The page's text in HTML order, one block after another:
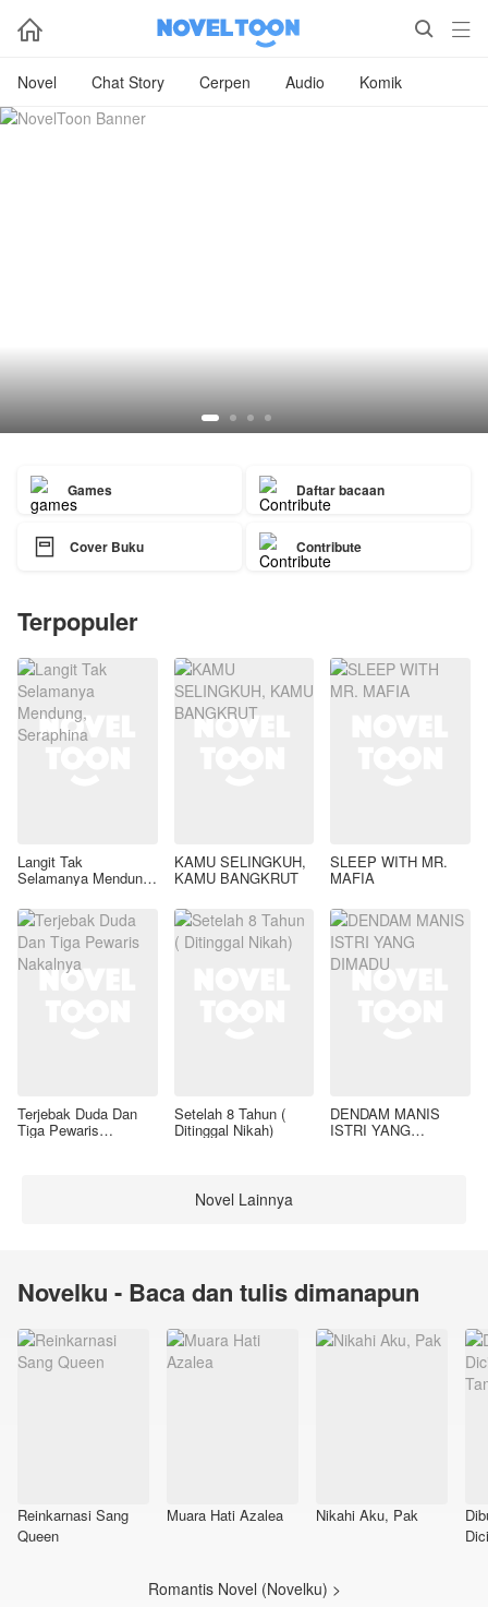
  
Novel Chat Story Cerpen Audio Komik
Games Daftar bacaan
 Cover Buku Contribute
Terpopuler
Langit Tak
Selamanya Mendung,
KAMU SELINGKUH,
KAMU BANGKRUT
SLEEP WITH MR.
MAFIA
Terjebak Duda Dan
Tiga Pewaris
Setelah 8 Tahun (
Ditinggal Nikah)
DENDAM MANIS
ISTRI YANG
Novel Lainnya
Novelku - Baca dan tulis dimanapun
Reinkarnasi Sang
Queen
Muara Hati Azalea Nikahi Aku, Pak
Romantis Novel (Novelku) >